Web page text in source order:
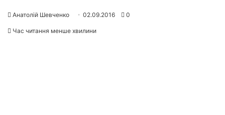
Анатолій Шевченко 02.09.2016 0
Час читання менше хвилини